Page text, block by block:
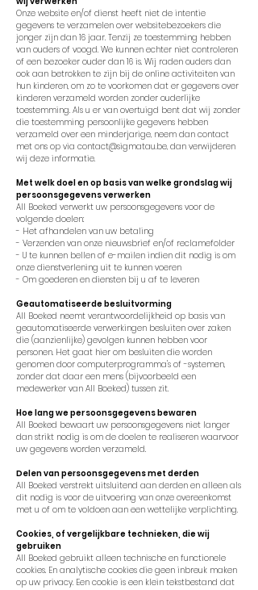
Onze website en/of dienst heeft niet de intentie
gegevens te verzamelen over websitebezoekers die
jonger zijn dan 16 jaar. Tenzij ze toestemming hebben
van ouders of voogd. We kunnen echter niet controleren
of een bezoeker ouder dan 16 is. Wij raden ouders dan
ook aan betrokken te zijn bij de online activiteiten van
hun kinderen, om zo te voorkomen dat er gegevens over
kinderen verzameld worden zonder ouderlijke
toestemming. Als u er van overtuigd bent dat wij zonder
die toestemming persoonlijke gegevens hebben
verzameld over een minderjarige, neem dan contact
met ons op via contact@sigmatau.be, dan verwijderen
wij deze informatie.
Met welk doel en op basis van welke grondslag wij
persoonsgegevens verwerken
All Boeked verwerkt uw persoonsgegevens voor de
volgende doelen:
- Het afhandelen van uw betaling
- Verzenden van onze nieuwsbrief en/of reclamefolder
- U te kunnen bellen of e-mailen indien dit nodig is om
onze dienstverlening uit te kunnen voeren
- Om goederen en diensten bij u af te leveren
Geautomatiseerde besluitvorming
All Boeked neemt verantwoordelijkheid op basis van
geautomatiseerde verwerkingen besluiten over zaken
die (aanzienlijke) gevolgen kunnen hebben voor
personen. Het gaat hier om besluiten die worden
genomen door computerprogramma's of -systemen,
zonder dat daar een mens (bijvoorbeeld een
medewerker van All Boeked) tussen zit.
Hoe lang we persoonsgegevens bewaren
All Boeked bewaart uw persoonsgegevens niet langer
dan strikt nodig is om de doelen te realiseren waarvoor
uw gegevens worden verzameld.
Delen van persoonsgegevens met derden
All Boeked verstrekt uitsluitend aan derden en alleen als
dit nodig is voor de uitvoering van onze overeenkomst
met u of om te voldoen aan een wettelijke verplichting.
Cookies, of vergelijkbare technieken, die wij
gebruiken
All Boeked gebruikt alleen technische en functionele
cookies. En analytische cookies die geen inbreuk maken
op uw privacy. Een cookie is een klein tekstbestand dat